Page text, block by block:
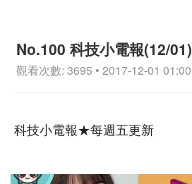
No.100 科技小電報(12/01)
觀看次數: 3695 • 2017-12-01 01:00
科技小電報★每週五更新